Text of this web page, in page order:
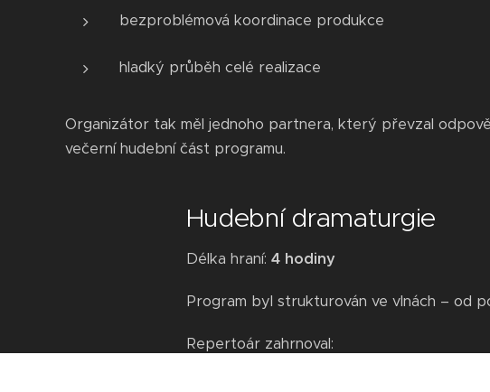
bezproblémová koordinace produkce
hladký průběh celé realizace
Organizátor tak měl jednoho partnera, který převzal
večerní hudební část programu.
Hudební dramaturgie
Délka hraní: 4 hodiny
Program byl strukturován ve vlnách – od
Repertoár zahrnoval: